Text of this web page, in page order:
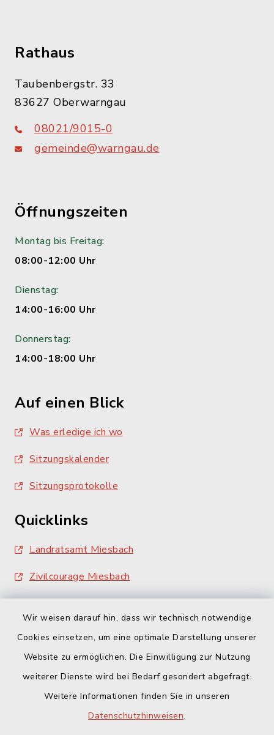
Wir weisen darauf hin, dass wir technisch notwendige
Cookies einsetzen, um eine optimale Darstellung unserer
Website zu ermöglichen. Die Einwilligung zur Nutzung
weiterer Dienste wird bei Bedarf gesondert abgefragt.
Weitere Informationen finden Sie in unseren
Datenschutzhinweisen.
Rathaus
Taubenbergstr. 33
83627 Oberwarngau
08021/9015-0
gemeinde@warngau.de
Öffnungszeiten
Montag bis Freitag:
08:00-12:00 Uhr
Dienstag:
14:00-16:00 Uhr
Donnerstag:
14:00-18:00 Uhr
Auf einen Blick
Was erledige ich wo
Sitzungskalender
Sitzungsprotokolle
Quicklinks
Landratsamt Miesbach
Zivilcourage Miesbach
Barrierefreiheit